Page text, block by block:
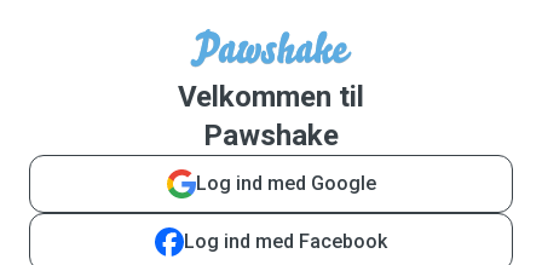
Velkommen til
Pawshake
Log ind med Google
Log ind med Facebook